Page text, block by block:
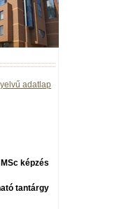
adatlap
képzés
tantárgy